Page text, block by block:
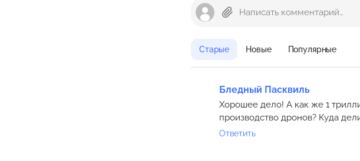
Старые Новые Популярные
Бледный Пасквиль
Хорошее дело! А как же 1
производство дронов? Куда
Ответить